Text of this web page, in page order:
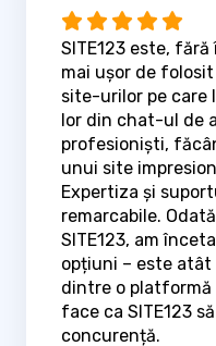
SITE123 este,
mai ușor de
site-urilor pe care
lor din chat-ul de
profesioniști,
unui site
Expertiza și
remarcabile.
SITE123, am
opțiuni – este atât
dintre o
face ca SITE123
concurență.